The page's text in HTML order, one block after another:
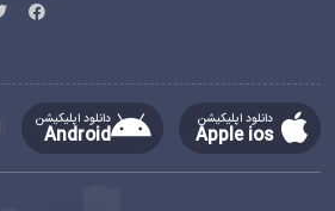
دانلود اپلیکیشن
Apple ios
دانلود اپلیکیشن
Android